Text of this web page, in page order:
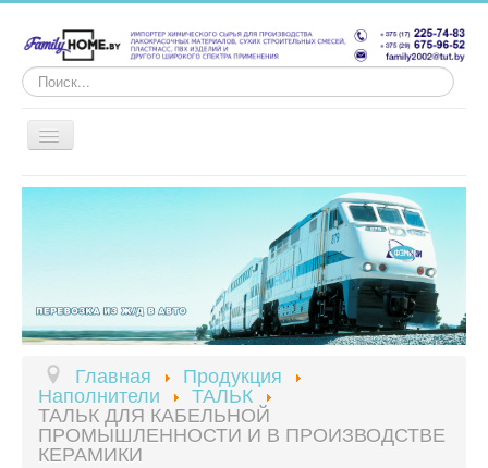
Искать...
Главная
Продукция
Грузоперевозки
Грузопереработка
Вакансии
Контакт
Главная Продукция
Наполнители ТАЛЬК
ТАЛЬК ДЛЯ КАБЕЛЬНОЙ
ПРОМЫШЛЕННОСТИ И В ПРОИЗВОДСТВЕ
КЕРАМИКИ